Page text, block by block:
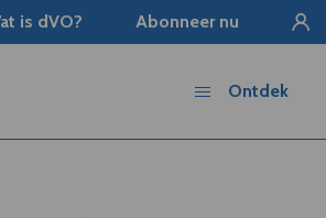
is dVO? Abonneer nu
Ontdek